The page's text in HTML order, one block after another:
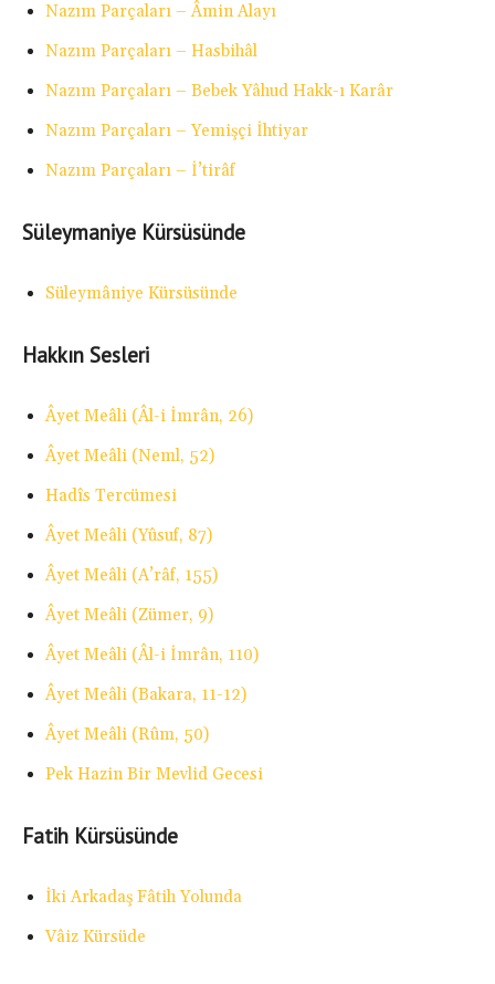
Nazım Parçaları – Âmin Alayı
Nazım Parçaları – Hasbihâl
Nazım Parçaları – Bebek Yâhud Hakk-ı Karâr
Nazım Parçaları – Yemişçi İhtiyar
Nazım Parçaları – İ’tirâf
Süleymaniye Kürsüsünde
Süleymâniye Kürsüsünde
Hakkın Sesleri
Âyet Meâli (Âl-i İmrân, 26)
Âyet Meâli (Neml, 52)
Hadîs Tercümesi
Âyet Meâli (Yûsuf, 87)
Âyet Meâli (A’râf, 155)
Âyet Meâli (Zümer, 9)
Âyet Meâli (Âl-i İmrân, 110)
Âyet Meâli (Bakara, 11-12)
Âyet Meâli (Rûm, 50)
Pek Hazin Bir Mevlid Gecesi
Fatih Kürsüsünde
İki Arkadaş Fâtih Yolunda
Vâiz Kürsüde